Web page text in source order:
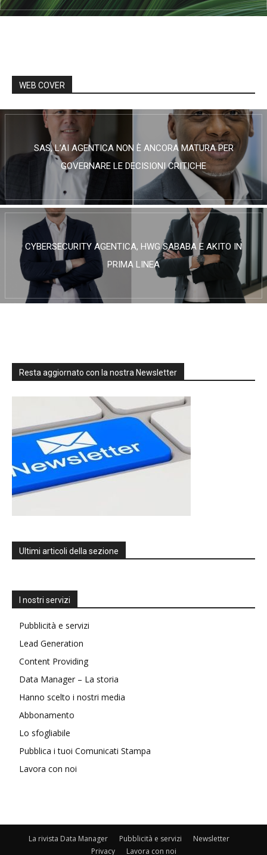
WEB COVER
SAS, L’AI AGENTICA NON È ANCORA MATURA PER
GOVERNARE LE DECISIONI CRITICHE
CYBERSECURITY AGENTICA, HWG SABABA E AKITO IN
PRIMA LINEA
Resta aggiornato con la nostra Newsletter
Ultimi articoli della sezione
I nostri servizi
Pubblicità e servizi
Lead Generation
Content Providing
Data Manager – La storia
Hanno scelto i nostri media
Abbonamento
Lo sfogliabile
Pubblica i tuoi Comunicati Stampa
Lavora con noi
La rivista Data Manager Pubblicità e servizi
Newsletter
Privacy
Lavora con noi